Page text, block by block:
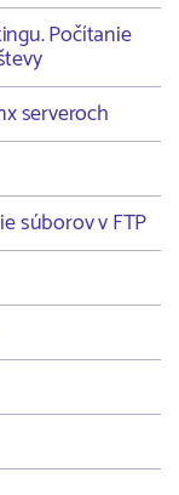
Počítanie
serveroch
súborov v FTP